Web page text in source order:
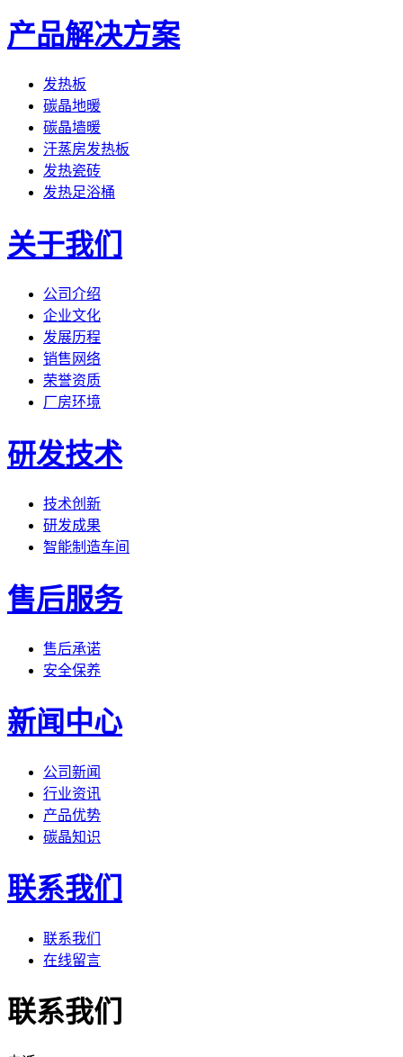
产品解决方案
发热板
碳晶地暖
碳晶墙暖
汗蒸房发热板
发热瓷砖
发热足浴桶
关于我们
公司介绍
企业文化
发展历程
销售网络
荣誉资质
厂房环境
研发技术
技术创新
研发成果
智能制造车间
售后服务
售后承诺
安全保养
新闻中心
公司新闻
行业资讯
产品优势
碳晶知识
联系我们
联系我们
在线留言
联系我们